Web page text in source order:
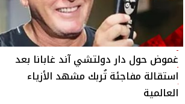
غموض حول دار دولتشي آند غابانا بعد
استقالة مفاجئة تُربك مشهد الأزياء
العالمية